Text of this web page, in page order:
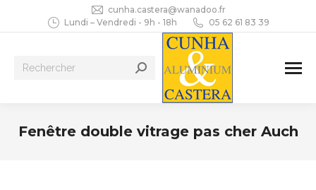
cunha.castera@wanadoo.fr
Lundi – Vendredi - 9h - 18h
05 62 61 83 39
Recherche
Fenêtre double vitrage pas cher Auch